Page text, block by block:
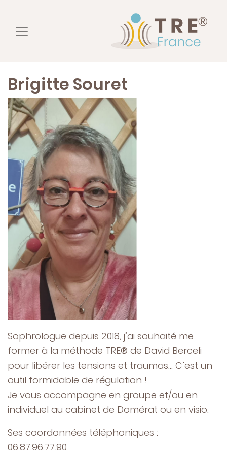
Brigitte Souret
Sophrologue depuis 2018, j’ai souhaité me
former à la méthode TRE® de David Berceli
pour libérer les tensions et traumas… C’est un
outil formidable de régulation !
Je vous accompagne en groupe et/ou en
individuel au cabinet de Domérat ou en visio.
Ses coordonnées téléphoniques :
06.87.96.77.90